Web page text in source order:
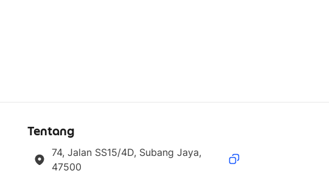
Tentang
74, Jalan SS15/4D, Subang Jaya,
47500